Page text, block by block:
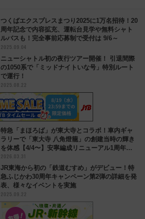
つくばエクスプレスまつり2025に1万名招待！20
周年記念で内容拡充、運転台見学や無料シャト
ルバスも！完全事前応募制で受付は 9/6～
2025.09.04
ニューシャトル初の夜行ツアー開催！ 引退間際
の1050系で「ミッドナイトいな号」特別ルート
で運行！
2025.08.22
特急「まほろば」が東大寺とコラボ！車内ギャ
ラリーで「東大寺 八角燈籠」の創建当時の輝き
を体感【4/4〜】安寧編成リニューアル1周年の
特別展示
2026.03.31
JR東海から初の「鉄道むすめ」がデビュー！特
急ふじかわ30周年キャンペーン第2弾の詳細を発
表、様々なイベントを実施
2025.09.22